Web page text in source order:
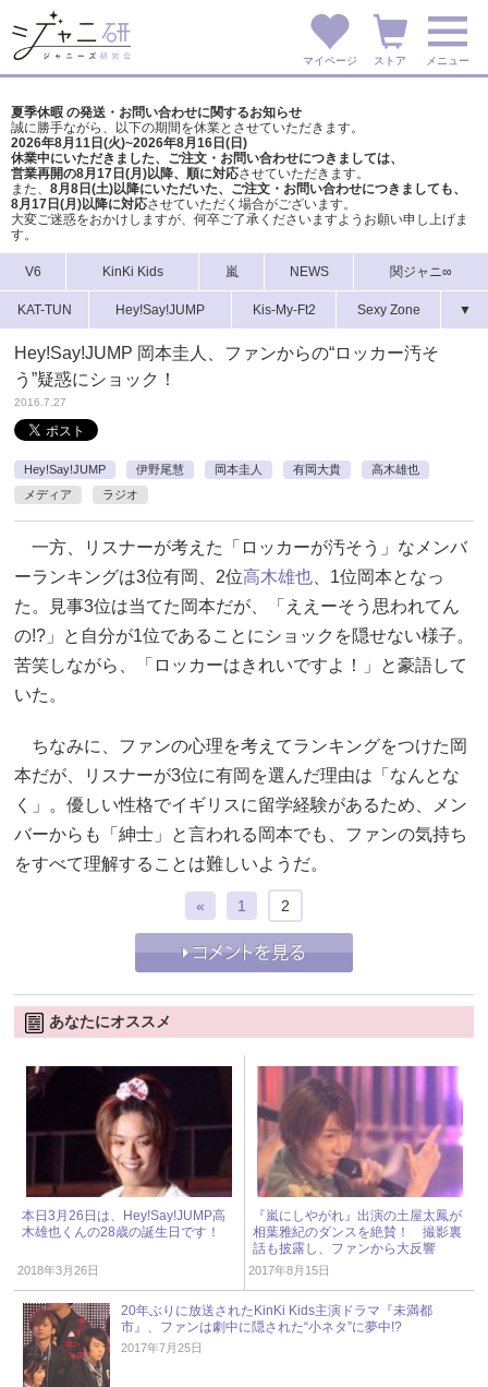
マイページ ストア メニュー
夏季休暇 の発送・お問い合わせに関するお知らせ
誠に勝手ながら、以下の期間を休業とさせていただきます。
2026年8月11日(火)~2026年8月16日(日)
休業中にいただきました、ご注文・お問い合わせにつきましては、
営業再開の8月17日(月)以降、順に対応させていただきます。
また、 8月8日(土)以降にいただいた、ご注文・ お問い合わせにつきましても、
8月17日(月)以降に対応させていただく場合がございます。
大変ご迷惑をおかけしますが、 何卒ご了承くださいますようお願い申し上げま
す。
V6 KinKi Kids 嵐 NEWS 関ジャニ∞
KAT-TUN Hey!Say!JUMP Kis-My-Ft2 Sexy Zone ▼
Hey!Say!JUMP 岡本圭人、ファンからの“ロッカー汚そ
う”疑惑にショック！
2016.7.27
Hey!Say!JUMP 伊野尾慧 岡本圭人 有岡大貴
高木雄也
メディア
ラジオ
一方、リスナーが考えた「ロッカーが汚そう」なメンバ
ーランキングは3位有岡、2位高木雄也 、1位岡本となっ
た。見事3位は当てた岡本だが、「ええーそう思われてん
の!?」と自分が1位であることにショックを隠せない様子。
苦笑しながら、「ロッカーはきれいですよ！」と豪語して
いた。
ちなみに、ファンの心理を考えてランキングをつけた岡
本だが、リスナーが3位に有岡を選んだ理由は「なんとな
く」。優しい性格でイギリスに留学経験があるため、メン
バーからも「紳士」と言われる岡本でも、ファンの気持ち
をすべて理解することは難しいようだ。
« 1 2
あなたにオススメ
本日3月26日は、Hey!Say!JUMP高
木雄也くんの28歳の誕生日です！
2018年3月26日
『嵐にしやがれ』出演の土屋太鳳が
相葉雅紀のダンスを絶賛！ 撮影裏
話も披露し、ファンから大反響
2017年8月15日
20年ぶりに放送されたKinKi Kids主演ドラマ『未満都
市』、ファンは劇中に隠された“小ネタ”に夢中!?
2017年7月25日